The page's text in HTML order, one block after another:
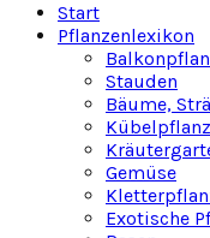
Start
Pflanzenlexikon
Stauden
Bäume,
Gemüse
Exotische